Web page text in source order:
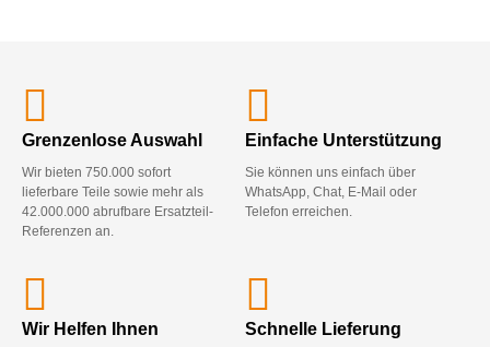
Grenzenlose Auswahl
Wir bieten 750.000 sofort
lieferbare Teile sowie mehr als
42.000.000 abrufbare Ersatzteil-
Referenzen an.
Einfache Unterstützung
Sie können uns einfach über
WhatsApp, Chat, E-Mail oder
Telefon erreichen.
Wir Helfen Ihnen Schnelle Lieferung